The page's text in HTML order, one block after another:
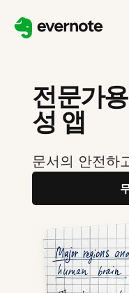
전문가
성 앱
문서의 안전하